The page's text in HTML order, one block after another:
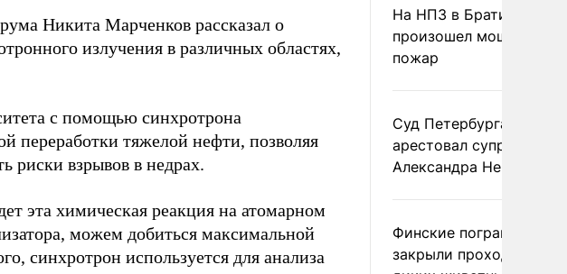
Никита Марченков рассказал о
излучения в различных областях,
с помощью синхротрона
переработки тяжелой нефти, позволяя
риски взрывов в недрах.
эта химическая реакция на атомарном
можем добиться максимальной
синхротрон используется для анализа
На НПЗ в Братиславе
произошел мощный
пожар
Суд Петербурга заочно
арестовал супругу
Александра Невзорова
Финские пограничники
закрыли проходы для